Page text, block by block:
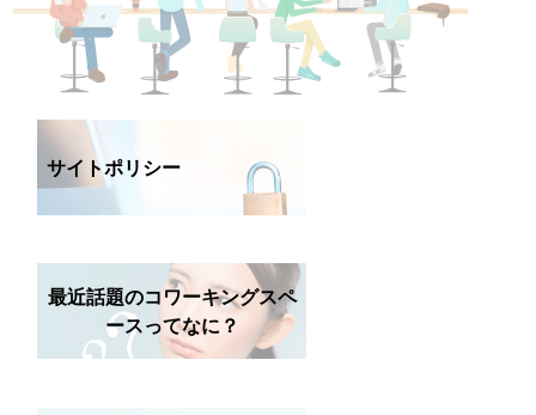
サイトポリシー
最近話題のコワーキングスペ
ースってなに？